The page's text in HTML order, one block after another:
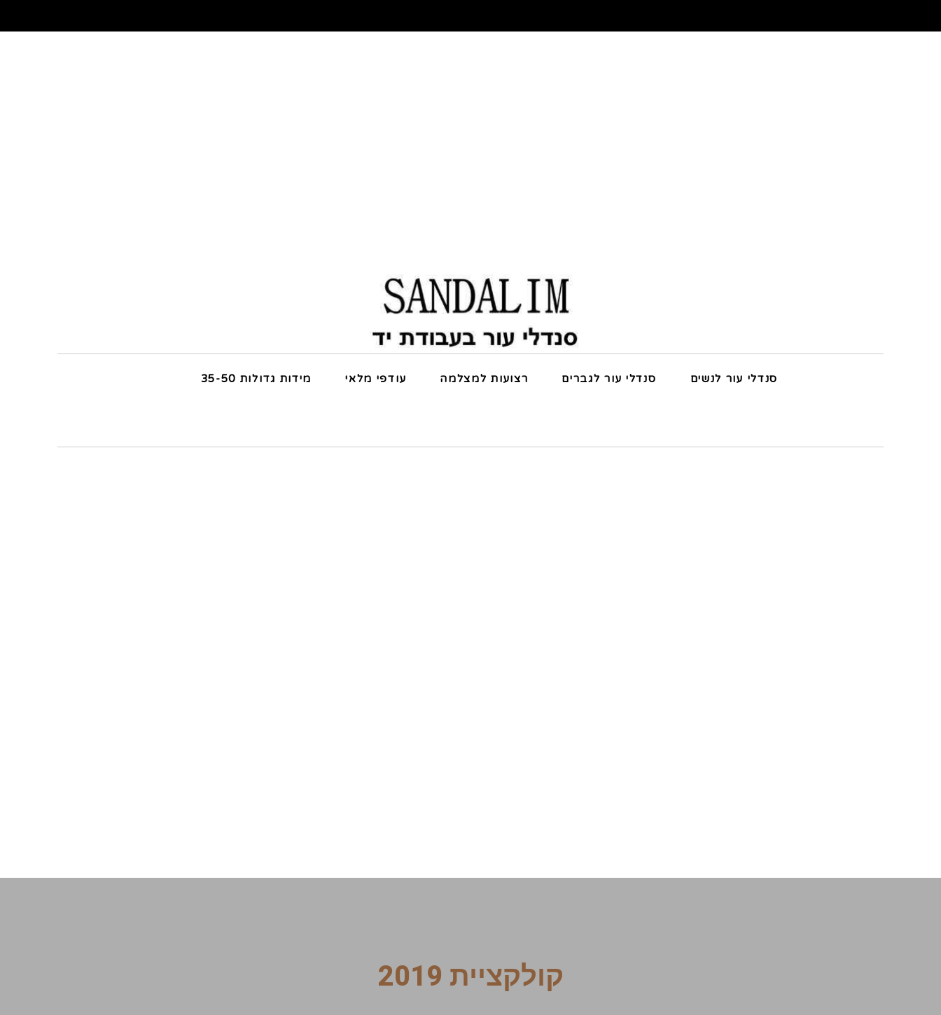
סנדלי עור לנשים סנדלי עור לגברים רצועות למצלמה עודפי מלאי מידות גדולות 35-50
קולקציית 2019